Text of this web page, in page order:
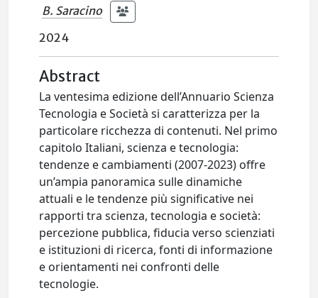
B. Saracino
2024
Abstract
La ventesima edizione dell’Annuario Scienza
Tecnologia e Società si caratterizza per la
particolare ricchezza di contenuti. Nel primo
capitolo Italiani, scienza e tecnologia:
tendenze e cambiamenti (2007-2023) offre
un’ampia panoramica sulle dinamiche
attuali e le tendenze più significative nei
rapporti tra scienza, tecnologia e società:
percezione pubblica, fiducia verso scienziati
e istituzioni di ricerca, fonti di informazione
e orientamenti nei confronti delle
tecnologie.